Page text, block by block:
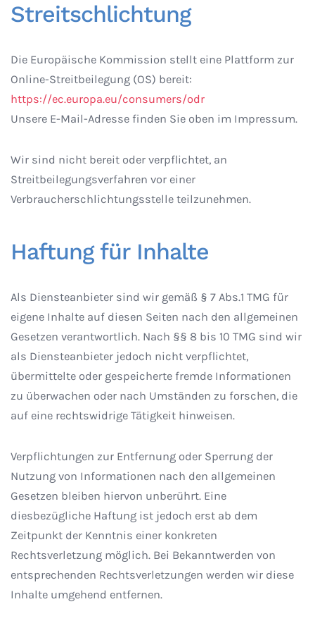
Streitschlichtung
Die Europäische Kommission stellt eine Plattform zur
Online-Streitbeilegung (OS) bereit:
https://ec.europa.eu/consumers/odr
Unsere E-Mail-Adresse finden Sie oben im Impressum.
Wir sind nicht bereit oder verpflichtet, an
Streitbeilegungsverfahren vor einer
Verbraucherschlichtungsstelle teilzunehmen.
Haftung für Inhalte
Als Diensteanbieter sind wir gemäß § 7 Abs.1 TMG für
eigene Inhalte auf diesen Seiten nach den allgemeinen
Gesetzen verantwortlich. Nach §§ 8 bis 10 TMG sind wir
als Diensteanbieter jedoch nicht verpflichtet,
übermittelte oder gespeicherte fremde Informationen
zu überwachen oder nach Umständen zu forschen, die
auf eine rechtswidrige Tätigkeit hinweisen.
Verpflichtungen zur Entfernung oder Sperrung der
Nutzung von Informationen nach den allgemeinen
Gesetzen bleiben hiervon unberührt. Eine
diesbezügliche Haftung ist jedoch erst ab dem
Zeitpunkt der Kenntnis einer konkreten
Rechtsverletzung möglich. Bei Bekanntwerden von
entsprechenden Rechtsverletzungen werden wir diese
Inhalte umgehend entfernen.